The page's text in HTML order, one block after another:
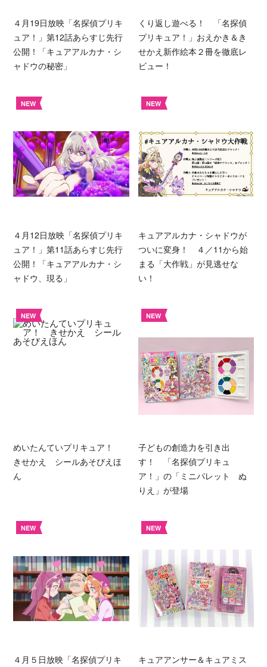
４月19日放映「名探偵プリキ
ュア！」第12話あらすじ先行
公開！「キュアアルカナ・シ
ャドウの秘密」
くり返し遊べる！ 「名探偵
プリキュア！」おえかき＆き
せかえ新作絵本２冊を徹底レ
ビュー！
NEW
４月12日放映「名探偵プリキ
ュア！」第11話あらすじ先行
公開！「キュアアルカナ・シ
ャドウ、現る」
NEW
キュアアルカナ・シャドウが
ついに変身！ ４／11から始
まる「大作戦」が見逃せな
い！
NEW
めいたんていプリキュア！
きせかえ シールあそびえほ
ん
NEW
子どもの創造力を引き出
す！ 「名探偵プリキュ
ア！」の「ミニパレット ぬ
りえ」が登場
NEW
４月５日放映「名探偵プリキ
NEW
キュアアンサー＆キュアミス